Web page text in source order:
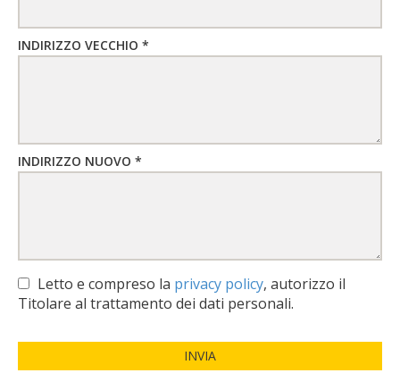
INDIRIZZO VECCHIO *
INDIRIZZO NUOVO *
Letto e compreso la privacy policy, autorizzo il
Titolare al trattamento dei dati personali.
INVIA